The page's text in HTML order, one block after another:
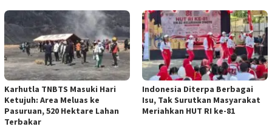
Karhutla TNBTS Masuki Hari
Ketujuh: Area Meluas ke
Pasuruan, 520 Hektare Lahan
Terbakar
Indonesia Diterpa Berbagai
Isu, Tak Surutkan Masyarakat
Meriahkan HUT RI ke-81